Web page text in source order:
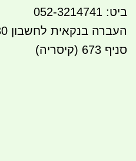
ביט: 052-3214741
סניף 673 (קיסריה)